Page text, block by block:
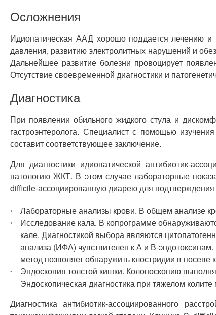
Осложнения
Идиопатическая ААД хорошо поддается лечению
давления, развитию электролитных нарушений и
Дальнейшее развитие болезни провоцирует
Отсутствие своевременной диагностики и
Диагностика
При появлении обильного жидкого стула и
гастроэнтеролога. Специалист с помощью
составит соответствующее заключение.
Для диагностики идиопатической антибиотик-
патологию ЖКТ. В этом случае лабораторные
difficile-ассоциированную диарею для
Лабораторные анализы крови. В общем анализе
Исследование кала. В копрограмме
кале. Диагностикой выбора являются
анализа (ИФА) чувствителен к А и В-
метод позволяет обнаружить клостридии в посеве
Эндоскопия толстой кишки. Колоноскопию
Эндоскопическая диагностика при тяжелом
Диагностика антибиотик-ассоциированного